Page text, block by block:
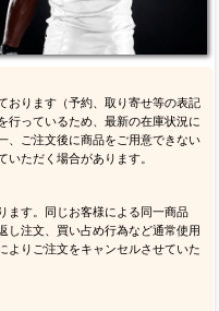
おります（予約、取り寄せ等の表記
行っているため、最新の在庫状況に
、ご注文後に商品をご用意できない
いただく場合があります。
ます。同じお客様による同一商品
し注文、買い占め行為など通常使用
よりご注文をキャンセルさせていた